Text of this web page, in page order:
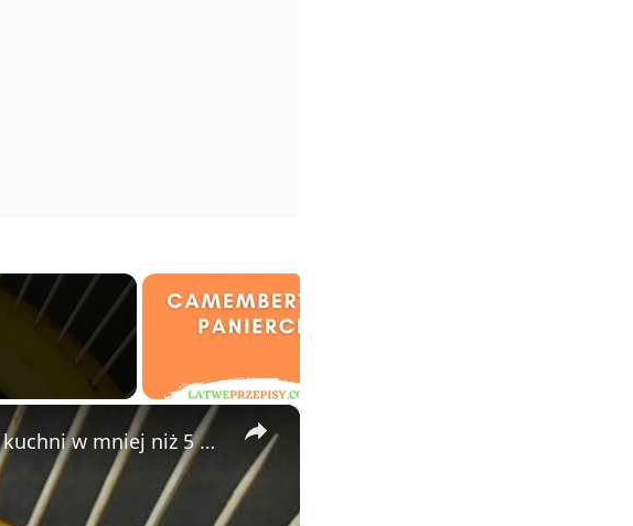
×
Sposób na pozbycie się wszystkich zabrudzeń w kuchni w mniej niż 5 minut